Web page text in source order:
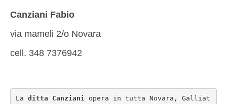
Canziani Fabio
via mameli 2/o Novara
cell. 348 7376942
La ditta Canziani
opera in tutta Novara, Galliat